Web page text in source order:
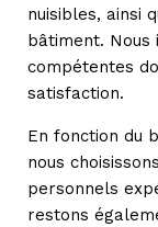
nuisibles, ainsi
bâtiment. Nous
compétentes
satisfaction.
En fonction du
nous
personnels
restons